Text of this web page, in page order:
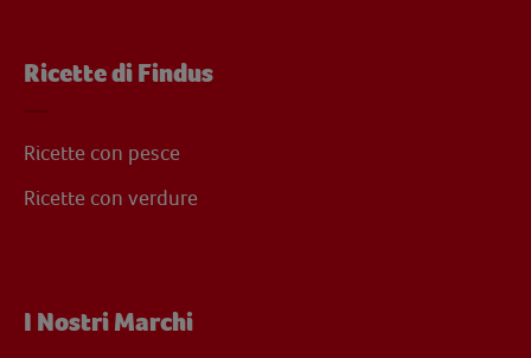
Ricette di Findus
Ricette con pesce
Ricette con verdure
I Nostri Marchi